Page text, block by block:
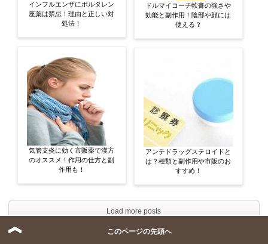
インフルエンザにボルタレン
座薬は禁忌！理由と正しい対
処法！
気管支炎に効く市販薬で漢方
のオススメ！作用の仕方と副
作用も！
ドルマイコーチ軟膏の強さや
効能と副作用！陰部や顔には
使える？
アンテドラッグステロイドと
は？種類と副作用や市販のお
すすめ！
Load more posts
このページの先頭へ